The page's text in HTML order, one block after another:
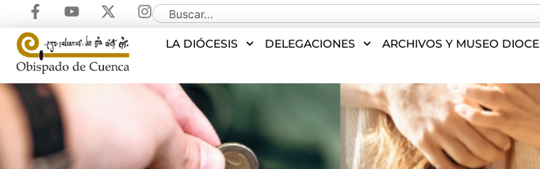
LA DIÓCESIS DELEGACIONES ARCHIVOS Y MUSEO